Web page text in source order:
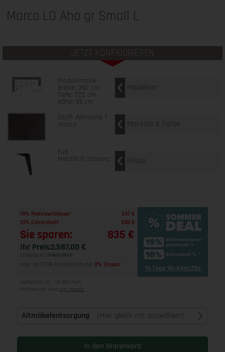
Marco LO Aho gr Small L
JETZT KONFIGURIEREN
Produktmaße
Breite: 392 cm
Tiefe: 222 cm
Höhe: 95 cm
Modellart
Stoff: Aphrodite 7
mocca Material & Farbe
Fuß
Metallfuß schwarz Füsse
19% Mehrwertsteuer
547 €
10% Extrarabatt
288 €
Sie sparen: 835 €
Ihr Preis:2.587,00 €
Listenpreis: 3.422,00 €
oder ab 111,96 € monatlich mit 0% Zinsen 16 Tage 9h:44m:24s
Lieferzeit 10 - 14 Wochen
Alle Preise inkl. MwSt zzgl. Versand
Altmöbelentsorgung (Hier gleich mit auswählen)
In den Warenkorb